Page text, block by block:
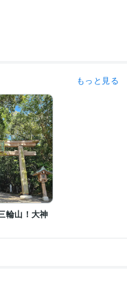
悩み改善 家庭・介護問題解
時 家族介護の悩み
もっと見る
輪山！大神